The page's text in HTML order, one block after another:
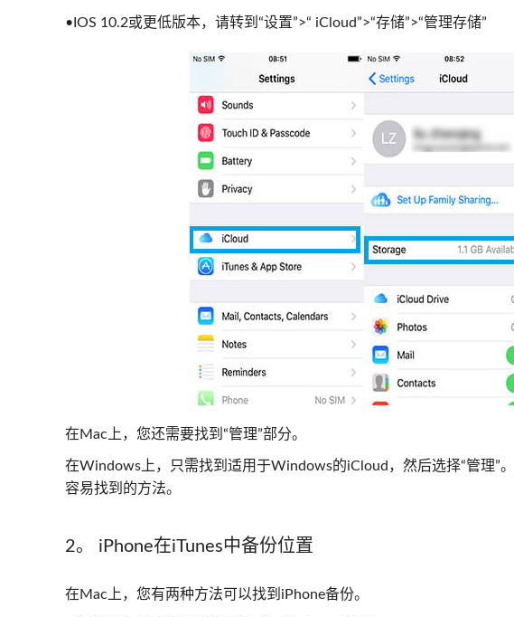
•IOS 10.2或更低版本，请转到“设置”>“ iCloud”>“存储”>“管理存储”
在Mac上，您还需要找到“管理”部分。
在Windows上，只需找到适用于Windows的iCloud，然后选择“管理”
容易找到的方法。
2。 iPhone在iTunes中备份位置
在Mac上，您有两种方法可以找到iPhone备份。